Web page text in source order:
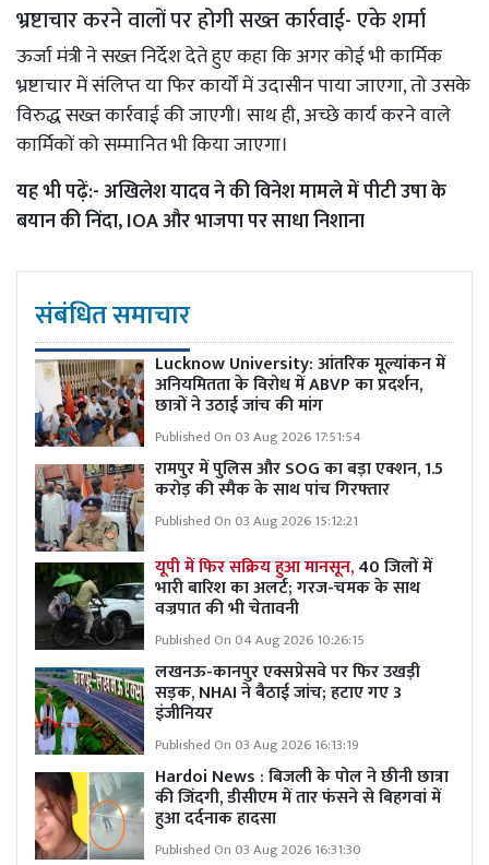
भ्रष्टाचार करने वालों पर होगी सख्त कार्रवाई- एके शर्मा
ऊर्जा मंत्री ने सख्त निर्देश देते हुए कहा कि अगर कोई भी कार्मिक
भ्रष्टाचार में संलिप्त या फिर कार्यों में उदासीन पाया जाएगा, तो उसके
विरुद्ध सख्त कार्रवाई की जाएगी। साथ ही, अच्छे कार्य करने वाले
कार्मिकों को सम्मानित भी किया जाएगा।
यह भी पढ़ें:-अखिलेश यादव ने की विनेश मामले में पीटी उषा के
बयान की निंदा, IOA और भाजपा पर साधा निशाना
संबंधित समाचार
Lucknow University: आंतरिक मूल्यांकन में
अनियमितता के विरोध में ABVP का प्रदर्शन,
छात्रों ने उठाई जांच की मांग
Published On 03 Aug 2026 17:51:54
रामपुर में पुलिस और SOG का बड़ा एक्शन, 1.5
करोड़ की स्मैक के साथ पांच गिरफ्तार
Published On 03 Aug 2026 15:12:21
यूपी में फिर सक्रिय हुआ मानसून,40 जिलों में
भारी बारिश का अलर्ट; गरज-चमक के साथ
वज्रपात की भी चेतावनी
Published On 04 Aug 2026 10:26:15
लखनऊ-कानपुर एक्सप्रेसवे पर फिर उखड़ी
सड़क, NHAI ने बैठाई जांच; हटाए गए 3
इंजीनियर
Published On 03 Aug 2026 16:13:19
Hardoi News : बिजली के पोल ने छीनी छात्रा
की जिंदगी, डीसीएम में तार फंसने से बिहगवां में
हुआ दर्दनाक हादसा
Published On 03 Aug 2026 16:31:30